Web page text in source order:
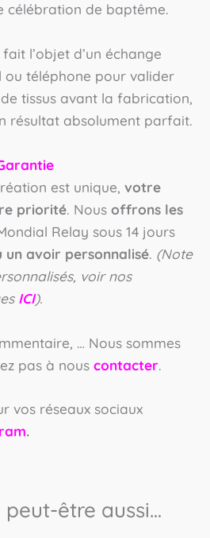
célébration de baptême.
l’objet d’un échange
téléphone pour valider
tissus avant la fabrication,
résultat absolument parfait.
est unique, votre
priorité. Nous offrons les
Relay sous 14 jours
un avoir personnalisé. (Note
voir nos
ICI).
… Nous sommes
pas à nous contacter.
vos réseaux sociaux
.
peut-être aussi…